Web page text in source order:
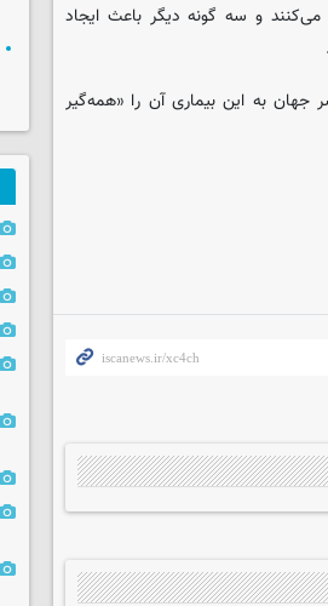
و سه گونه دیگر باعث ایجاد
بیش از ۱۲۱ هزار نفر در سراسر جهان به این بیماری آن را «همه‌گیر